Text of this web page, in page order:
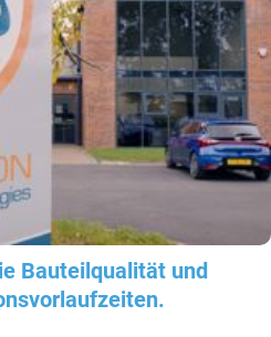
Bauteilqualität und